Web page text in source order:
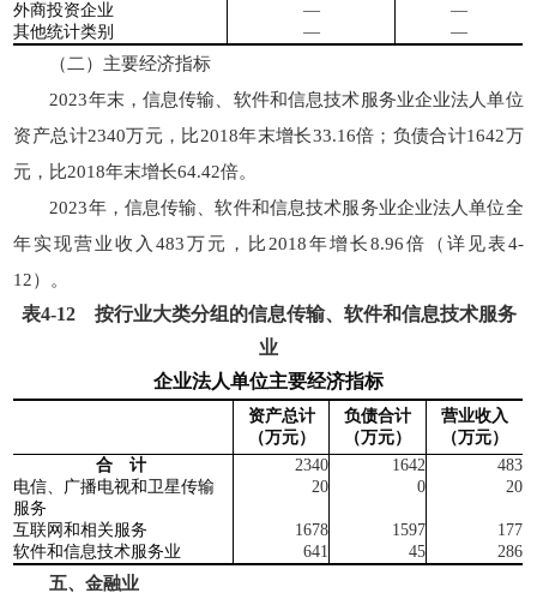
外商投资企业
—
—
其他统计类别
— —
（二）主要经济指标
2023年末，信息传输、软件和信息技术服务业企业法人单位
资产总计2340万元，比2018年末增长33.16倍；负债合计1642万
元，比2018年末增长64.42倍。
2023年，信息传输、软件和信息技术服务业企业法人单位全
年实现营业收入483万元，比2018年增长8.96倍（详见表4-
12）。
表4-12按行业大类分组的信息传输、软件和信息技术服务
业
企业法人单位主要经济指标
资产总计
（万元）
负债合计
（万元）
营业收入
（万元）
合 计
2340 1642
483
电信、广播电视和卫星传输
服务
20 0 20
互联网和相关服务 1678 1597
177
软件和信息技术服务业
641 45 286
五、金融业